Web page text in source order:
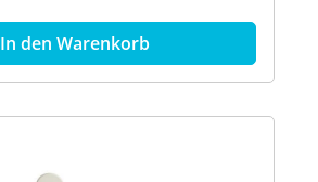
In den Warenkorb